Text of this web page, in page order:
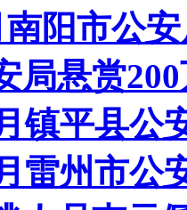
南阳市公
局悬赏
镇平县公
雷州市公